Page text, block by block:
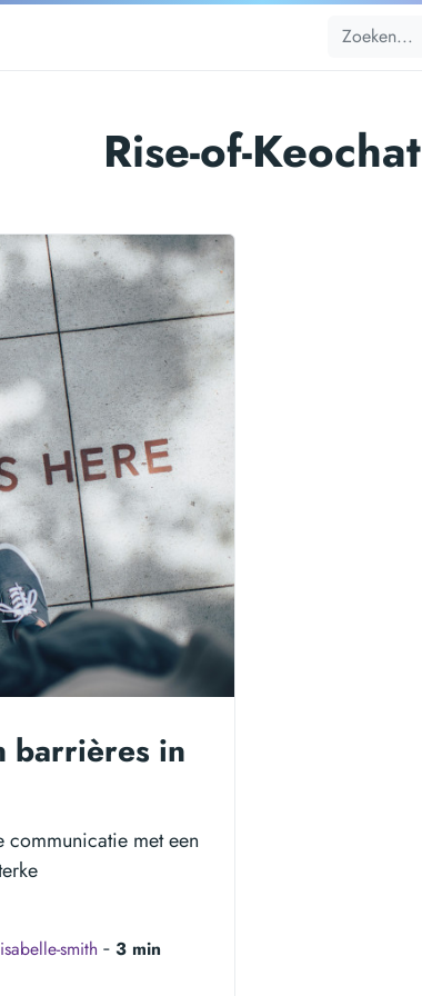
Rise-of-Keochat
barrières in
communicatie met een
isabelle-smith ‐ 3 min